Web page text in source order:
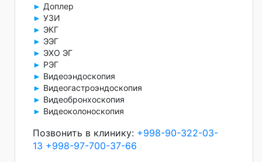
► Доплер
► УЗИ
► ЭКГ
► ЭЭГ
► ЭХО ЭГ
► РЭГ
► Видеоэндоскопия
► Видеогастроэндоскопия
► Видеобронхоскопия
► Видеоколоноскопия
Позвонить в клинику: +998-90-322-03-
13 +998-97-700-37-66